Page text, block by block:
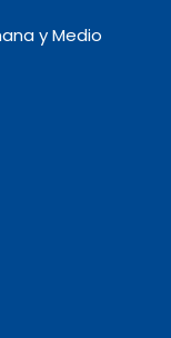
y Medio